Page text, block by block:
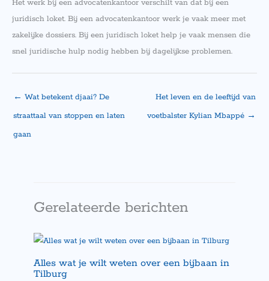
Het werk bij een advocatenkantoor verschilt van dat bij een
juridisch loket. Bij een advocatenkantoor werk je vaak meer met
zakelijke dossiers. Bij een juridisch loket help je vaak mensen die
snel juridische hulp nodig hebben bij dagelijkse problemen.
← Wat betekent djaai? De
straattaal van stoppen en laten
gaan
Het leven en de leeftijd van
voetbalster Kylian Mbappé →
Gerelateerde berichten
Alles wat je wilt weten over een bijbaan in
Tilburg